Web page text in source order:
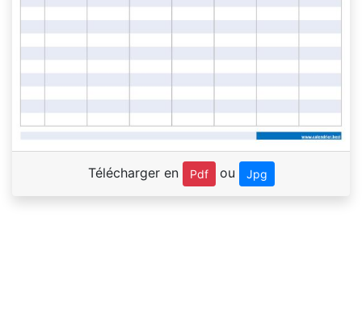
Télécharger en Pdf ou Jpg